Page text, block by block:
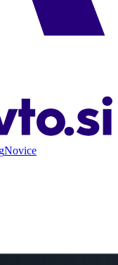
Novice